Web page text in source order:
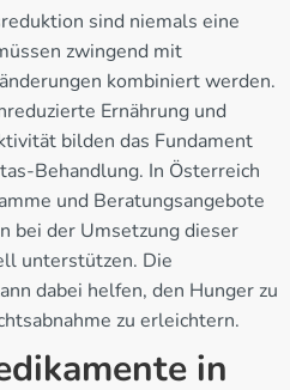
sind niemals eine
zwingend mit
kombiniert werden.
Ernährung und
bilden das Fundament
Behandlung. In Österreich
und Beratungsangebote
bei der Umsetzung dieser
unterstützen. Die
dabei helfen, den Hunger zu
zu erleichtern.
in